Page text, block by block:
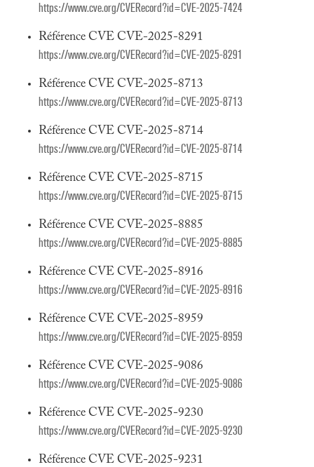
https://www.cve.org/CVERecord?id=CVE-2025-7424
Référence CVE CVE-2025-8291
https://www.cve.org/CVERecord?id=CVE-2025-8291
Référence CVE CVE-2025-8713
https://www.cve.org/CVERecord?id=CVE-2025-8713
Référence CVE CVE-2025-8714
https://www.cve.org/CVERecord?id=CVE-2025-8714
Référence CVE CVE-2025-8715
https://www.cve.org/CVERecord?id=CVE-2025-8715
Référence CVE CVE-2025-8885
https://www.cve.org/CVERecord?id=CVE-2025-8885
Référence CVE CVE-2025-8916
https://www.cve.org/CVERecord?id=CVE-2025-8916
Référence CVE CVE-2025-8959
https://www.cve.org/CVERecord?id=CVE-2025-8959
Référence CVE CVE-2025-9086
https://www.cve.org/CVERecord?id=CVE-2025-9086
Référence CVE CVE-2025-9230
https://www.cve.org/CVERecord?id=CVE-2025-9230
Référence CVE CVE-2025-9231